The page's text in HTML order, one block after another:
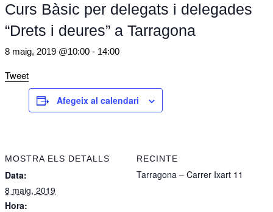
Curs Bàsic per delegats i delegades
“Drets i deures” a Tarragona
8 maig, 2019 @10:00 - 14:00
Tweet
Afegeix al calendari
MOSTRA ELS DETALLS
Data:
8 maig, 2019
Hora:
RECINTE
Tarragona – Carrer Ixart 11